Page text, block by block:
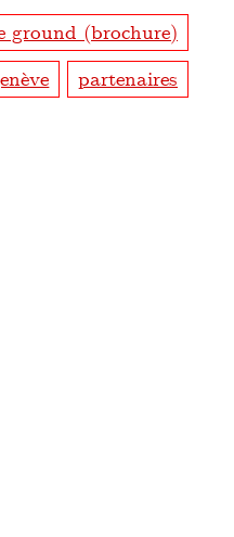
ground (brochure)
partenaires